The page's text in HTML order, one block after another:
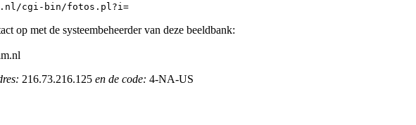
cgi-bin/fotos.pl?i=
op met de systeembeheerder van deze beeldbank:
216.73.216.125 en de code: 4-NA-US